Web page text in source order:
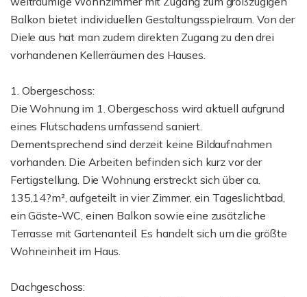
Balkon bietet individuellen Gestaltungsspielraum. Von der
Diele aus hat man zudem direkten Zugang zu den drei
vorhandenen Kellerräumen des Hauses.
1. Obergeschoss:
Die Wohnung im 1. Obergeschoss wird aktuell aufgrund
eines Flutschadens umfassend saniert.
Dementsprechend sind derzeit keine Bildaufnahmen
vorhanden. Die Arbeiten befinden sich kurz vor der
Fertigstellung. Die Wohnung erstreckt sich über ca.
135,14?m², aufgeteilt in vier Zimmer, ein Tageslichtbad,
ein Gäste-WC, einen Balkon sowie eine zusätzliche
Terrasse mit Gartenanteil. Es handelt sich um die größte
Wohneinheit im Haus.
Dachgeschoss: